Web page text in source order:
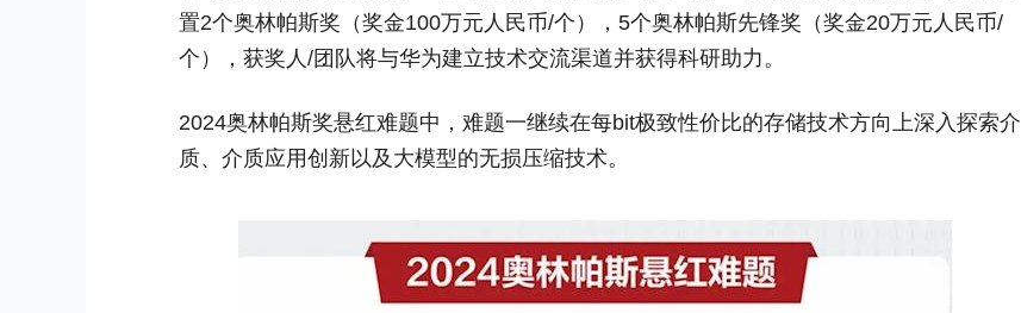
置2个奥林帕斯奖（奖金100万元人民币/个），5个奥林帕斯先锋奖（奖金20万元人民币/
个），获奖人/团队将与华为建立技术交流渠道并获得科研助力。
2024奥林帕斯奖悬红难题中，难题一继续在每bit极致性价比的存储技术方向上深入探索介
质、介质应用创新以及大模型的无损压缩技术。